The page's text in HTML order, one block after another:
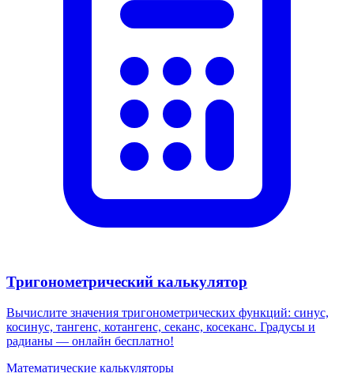
Тригонометрический калькулятор
Вычислите значения тригонометрических функций: синус,
косинус, тангенс, котангенс, секанс, косеканс. Градусы и
радианы — онлайн бесплатно!
Математические калькуляторы